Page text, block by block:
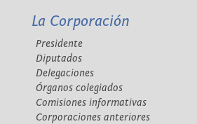
La Corporación
Presidente
Diputados
Delegaciones
Órganos colegiados
Comisiones informativas
Corporaciones anteriores